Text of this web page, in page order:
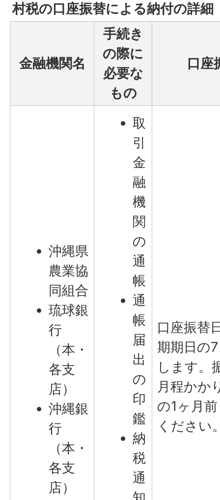
村税の口座振替による納付の詳細
金融機関名
手続き
の際に
必要な
もの
口座
沖縄県
農業協
同組合
琉球銀
行
（本・
各支
店）
沖縄銀
行
（本・
各支
店）
取
引
金
融
機
関
の
通
帳
通
帳
届
出
の
印
鑑
納
税
通
口座振替
期期日の
します。
月程かか
の1ヶ月
ください